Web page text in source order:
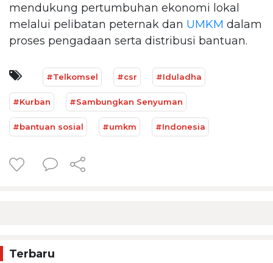
mendukung pertumbuhan ekonomi lokal
melalui pelibatan peternak dan UMKM dalam
proses pengadaan serta distribusi bantuan.
#Telkomsel #csr #Iduladha
#Kurban #Sambungkan Senyuman
#bantuan sosial #umkm #Indonesia
Terbaru